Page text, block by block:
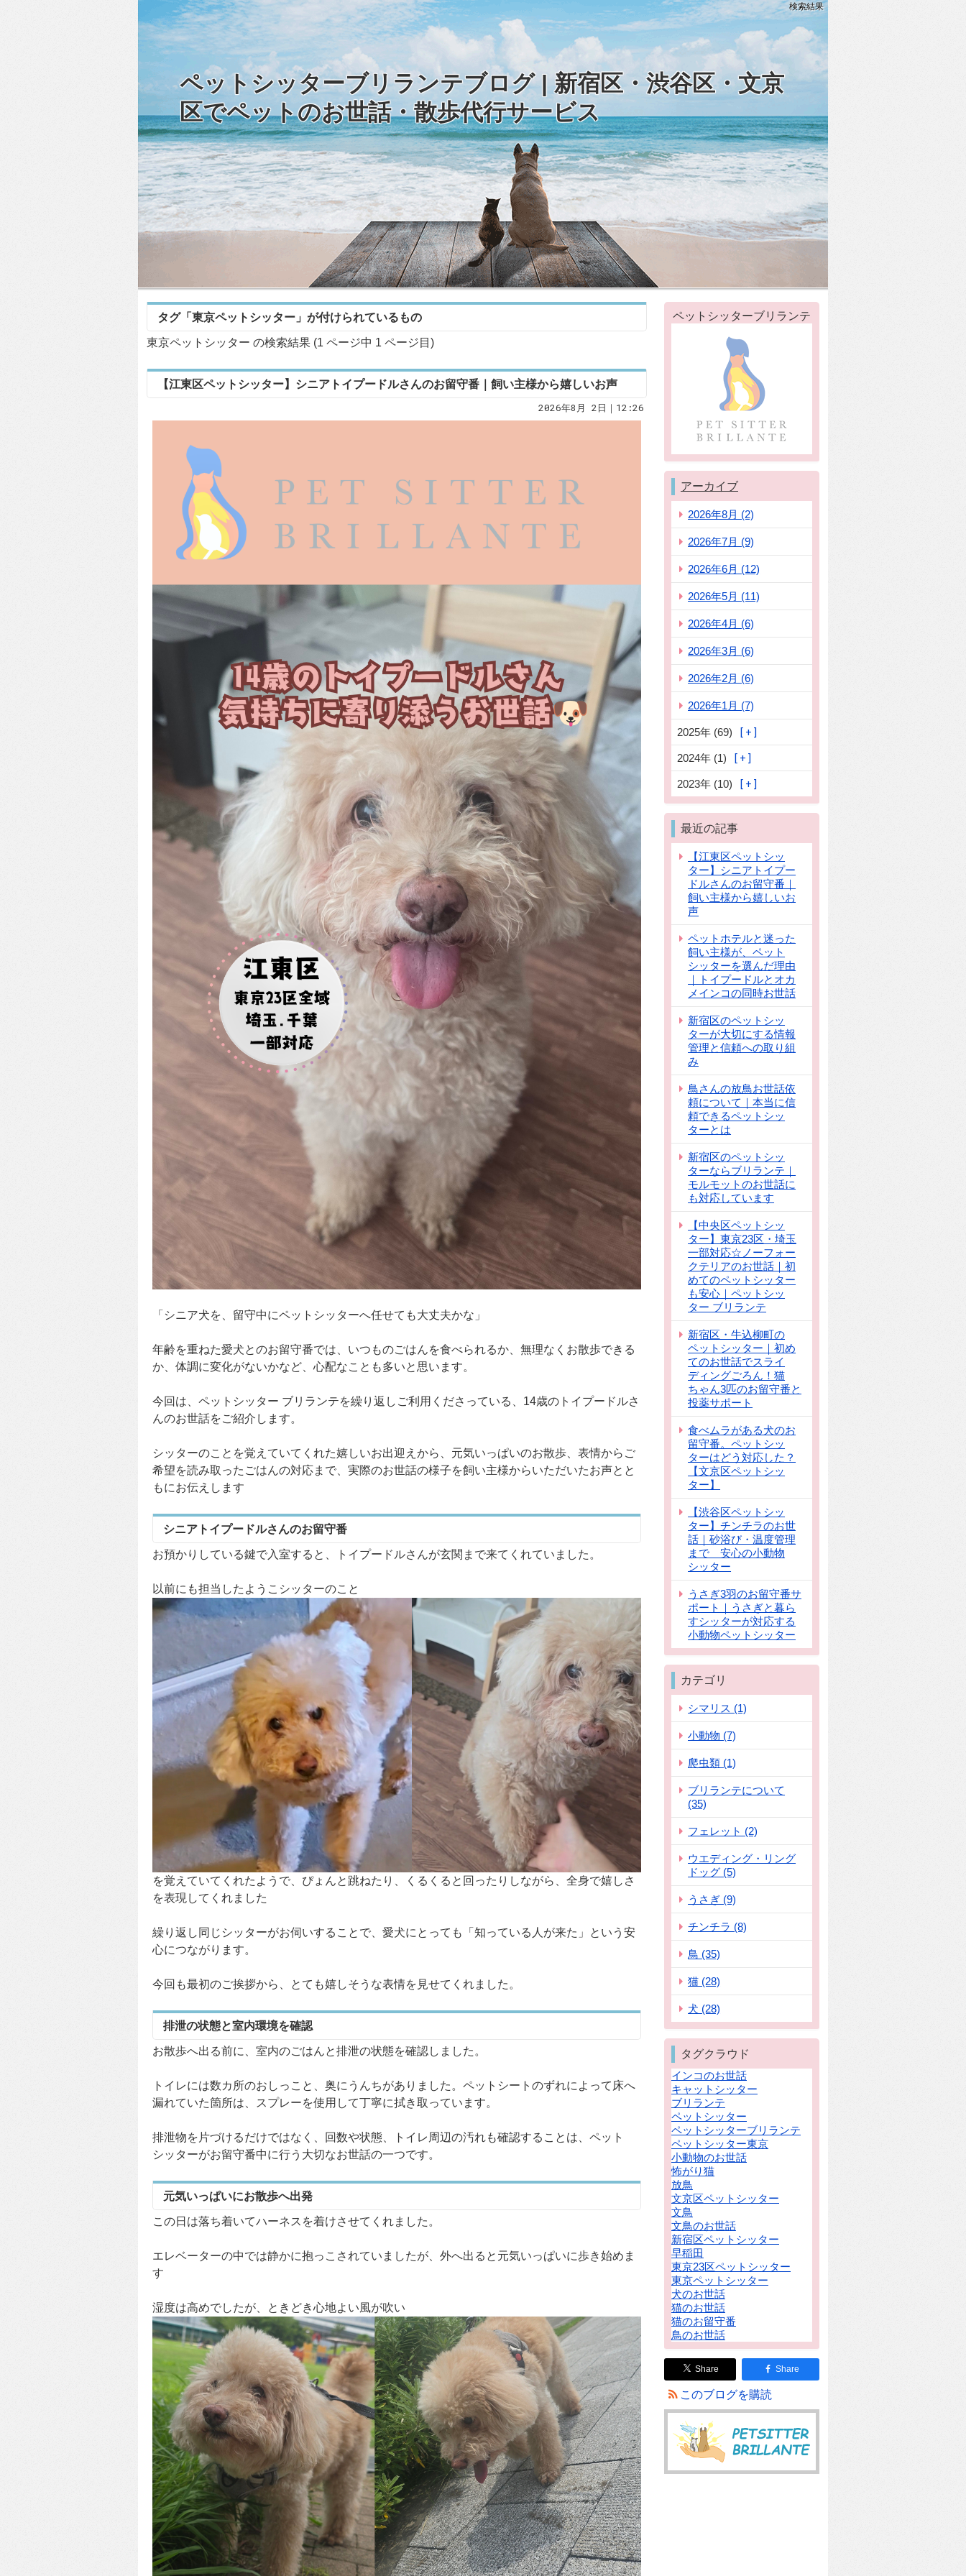
検索結果
ペットシッターブリランテブログ | 新宿区・渋谷区・文京
区でペットのお世話・散歩代行サービス
タグ「東京ペットシッター」が付けられているもの
東京ペットシッター の検索結果 (1 ページ中 1 ページ目)
【江東区ペットシッター】シニアトイプードルさんのお留守番｜飼い主様から嬉しいお声
2026年8月 2日｜12:26
「シニア犬を、留守中にペットシッターへ任せても大丈夫かな」
年齢を重ねた愛犬とのお留守番では、いつものごはんを食べられるか、無理なくお散歩できる
か、体調に変化がないかなど、心配なことも多いと思います。
今回は、ペットシッター ブリランテを繰り返しご利用くださっている、14歳のトイプードルさ
んのお世話をご紹介します。
シッターのことを覚えていてくれた嬉しいお出迎えから、元気いっぱいのお散歩、表情からご
希望を読み取ったごはんの対応まで、実際のお世話の様子を飼い主様からいただいたお声とと
もにお伝えします
シニアトイプードルさんのお留守番
お預かりしている鍵で入室すると、トイプードルさんが玄関まで来てくれていました。
以前にも担当したようこシッターのこと
を覚えていてくれたようで、ぴょんと跳ねたり、くるくると回ったりしながら、全身で嬉しさ
を表現してくれました
繰り返し同じシッターがお伺いすることで、愛犬にとっても「知っている人が来た」という安
心につながります。
今回も最初のご挨拶から、とても嬉しそうな表情を見せてくれました。
排泄の状態と室内環境を確認
お散歩へ出る前に、室内のごはんと排泄の状態を確認しました。
トイレには数カ所のおしっこと、奥にうんちがありました。ペットシートのずれによって床へ
漏れていた箇所は、スプレーを使用して丁寧に拭き取っています。
排泄物を片づけるだけではなく、回数や状態、トイレ周辺の汚れも確認することは、ペット
シッターがお留守番中に行う大切なお世話の一つです。
元気いっぱいにお散歩へ出発
この日は落ち着いてハーネスを着けさせてくれました。
エレベーターの中では静かに抱っこされていましたが、外へ出ると元気いっぱいに歩き始めま
す
湿度は高めでしたが、ときどき心地よい風が吹い
ペットシッターブリランテ
アーカイブ
2026年8月 (2)
2026年7月 (9)
2026年6月 (12)
2026年5月 (11)
2026年4月 (6)
2026年3月 (6)
2026年2月 (6)
2026年1月 (7)
2025年 (69)
2024年 (1)
2023年 (10)
最近の記事
【江東区ペットシッ
ター】シニアトイプー
ドルさんのお留守番｜
飼い主様から嬉しいお
声
ペットホテルと迷った
飼い主様が、ペット
シッターを選んだ理由
｜トイプードルとオカ
メインコの同時お世話
新宿区のペットシッ
ターが大切にする情報
管理と信頼への取り組
み
鳥さんの放鳥お世話依
頼について｜本当に信
頼できるペットシッ
ターとは
新宿区のペットシッ
ターならブリランテ｜
モルモットのお世話に
も対応しています
【中央区ペットシッ
ター】東京23区・埼玉
一部対応☆ノーフォー
クテリアのお世話｜初
めてのペットシッター
も安心｜ペットシッ
ター ブリランテ
新宿区・牛込柳町の
ペットシッター｜初め
てのお世話でスライ
ディングごろん！猫
ちゃん3匹のお留守番と
投薬サポート
食べムラがある犬のお
留守番。ペットシッ
ターはどう対応した？
【文京区ペットシッ
ター】
【渋谷区ペットシッ
ター】チンチラのお世
話｜砂浴び・温度管理
まで 安心の小動物
シッター
うさぎ3羽のお留守番サ
ポート｜うさぎと暮ら
すシッターが対応する
小動物ペットシッター
カテゴリ
シマリス (1)
小動物 (7)
爬虫類 (1)
ブリランテについて
(35)
フェレット (2)
ウエディング・リング
ドッグ (5)
うさぎ (9)
チンチラ (8)
鳥 (35)
猫 (28)
犬 (28)
タグクラウド
インコのお世話
キャットシッター
ブリランテ
ペットシッター
ペットシッターブリランテ
ペットシッター東京
小動物のお世話
怖がり猫
放鳥
文京区ペットシッター
文鳥
文鳥のお世話
新宿区ペットシッター
早稲田
東京23区ペットシッター
東京ペットシッター
犬のお世話
猫のお世話
猫のお留守番
鳥のお世話
Share Share
このブログを購読